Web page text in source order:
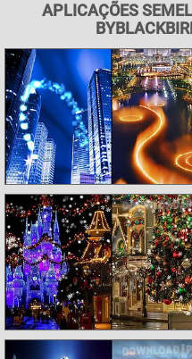
APLICAÇÕES